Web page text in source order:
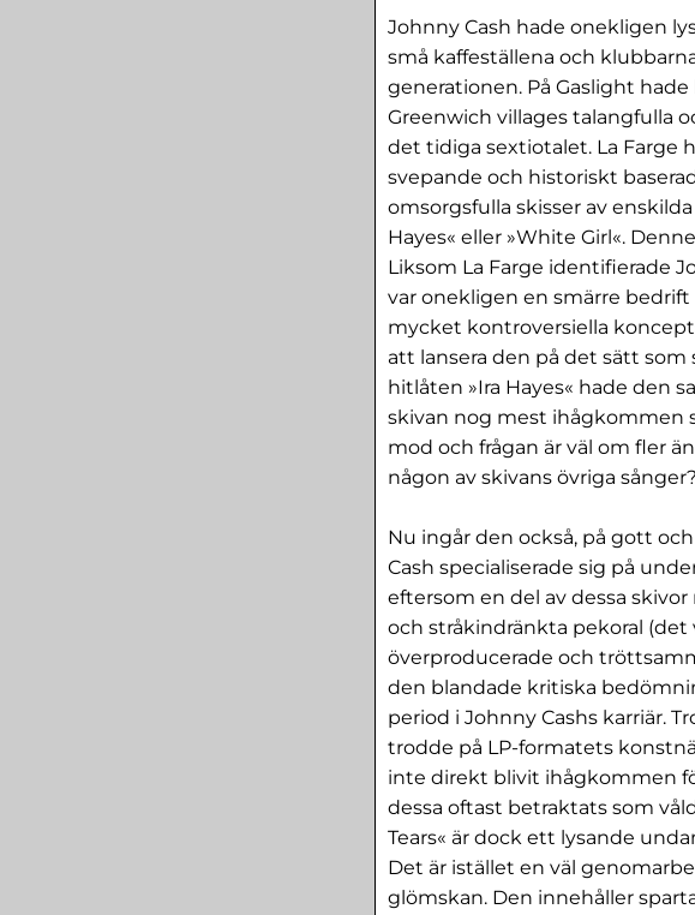
Johnny Cash hade onekligen
små kaffeställena och
generationen. På Gaslight
Greenwich villages talangfulla
det tidiga sextiotalet. La Farge
svepande och historiskt
omsorgsfulla skisser av
Hayes« eller »White Girl«.
Liksom La Farge identifierade
var onekligen en smärre
mycket kontroversiella
att lansera den på det sätt
hitlåten »Ira Hayes« hade den
skivan nog mest ihågkommen
mod och frågan är väl om fler
någon av skivans övriga sånger?
Nu ingår den också, på gott
Cash specialiserade sig på
eftersom en del av dessa
och stråkindränkta pekoral
överproducerade och
den blandade kritiska
period i Johnny Cashs karriär.
trodde på LP-formatets
inte direkt blivit ihågkommen
dessa oftast betraktats som
Tears« är dock ett lysande
Det är istället en väl
glömskan. Den innehåller